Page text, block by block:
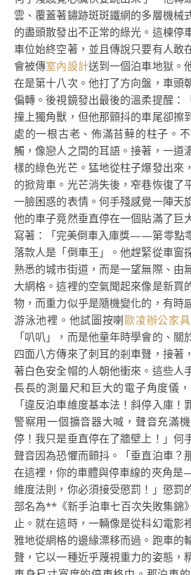
雲、覆蓋著鏽跡斑斑鐵網的多層機械
的盡頭散發出不正常的綠光。這棟停
車位始終空著，並且傳說只要有人敢
會被傳室內設計送到一個泊車地獄。
在是第十八次。他打了方向盤，車頭
偏轉。後視鏡發出最後的溫柔提醒：
撞上獨角獸，但他那顫抖的車尾卻擦
處的一根古老、佈滿苔蘚的柱子。
觸，像戀人之間的耳語。接著，一道
樣的綠色光芒。猛地從柱子爆發出來
的掀背車。光芒消失後，窄巷恢復了
一臉困惑的表情。何手殘感覺一陣天
他的車子竟然垂直停在一個貼滿了巨
寫著：「完美倒車入庫獎——第零點
落款人是「倒車王」。他趕緊從車窗
熟悉的城市街道，而是一望無際、由
大網格。這裡的空氣聞起來像是新買
物，而重力似乎是隨機變化的，有時
游泳池裡。他試圖按喇歐凌辦公家具
「叭叭」，而是他童年時學會的、關
四面八方傳來了刺耳的剎車聲，接著
著白色安全帽的人朝他衝來。這些人
長長的測量尺和巨大的電子角度儀
「違反泊車維度基本法！斜停入庫
警察用一個擴音器大喊，聲音充滿
停！我只是垂直停在了牆壁上！」何
聲音因為恐懼而顫抖。「垂直泊車？
在這裡，你的車體與停車線的夾角
維度法則，你必須接受懲罰！」懲罰
部名為**《新手泊車七百次失敗集錦
止。就在這時，一輛像是從科幻電影
雅地從網格的邊緣漂移而過。跑車的
聲，它以一種近乎蔑視重力的姿態，